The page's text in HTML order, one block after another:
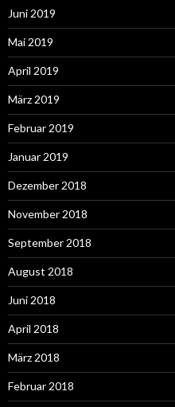
Juni 2019
Mai 2019
April 2019
März 2019
Februar 2019
Januar 2019
Dezember 2018
November 2018
September 2018
August 2018
Juni 2018
April 2018
März 2018
Februar 2018